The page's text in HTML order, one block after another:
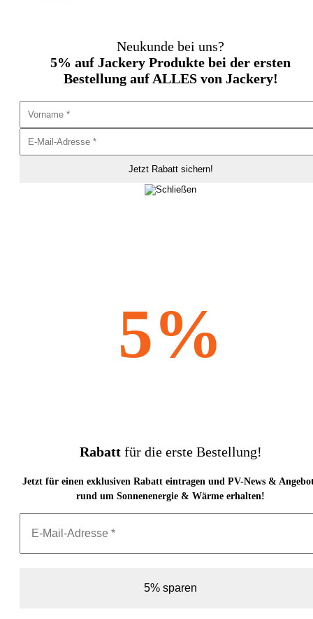
Neukunde bei uns?
5% auf Jackery Produkte bei der ersten
Bestellung auf ALLES von Jackery!
5%
Rabattfür die erste Bestellung!
Jetzt für einen exklusiven Rabatt eintragen und PV-News &
rund um Sonnenenergie & Wärme erhalten!